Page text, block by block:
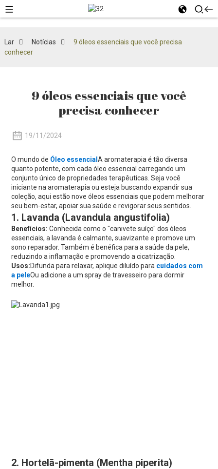
Lar Notícias
9 óleos essenciais que você precisa
conhecer
9 óleos essenciais que você
precisa conhecer
19/11/2024
O mundo de Óleo essencial A aromaterapia é tão diversa
quanto potente, com cada óleo essencial carregando um
conjunto único de propriedades terapêuticas. Seja você
iniciante na aromaterapia ou esteja buscando expandir sua
coleção, aqui estão nove óleos essenciais que podem melhorar
seu bem-estar, apoiar sua saúde e revigorar seus sentidos.
1. Lavanda (Lavandula angustifolia)
Benefícios: Conhecida como o "canivete suíço" dos óleos
essenciais, a lavanda é calmante, suavizante e promove um
sono reparador. Também é benéfica para a saúde da pele,
reduzindo a inflamação e promovendo a cicatrização.
Usos:Difunda para relaxar, aplique diluído para cuidados com
a peleOu adicione a um spray de travesseiro para dormir
melhor.
2. Hortelã-pimenta (Mentha piperita)